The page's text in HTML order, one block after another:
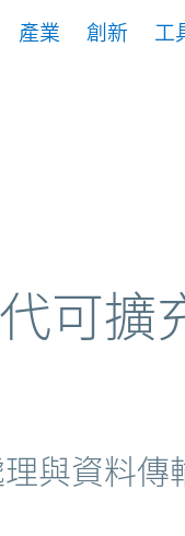
產業 創新 工
可擴
與資料傳